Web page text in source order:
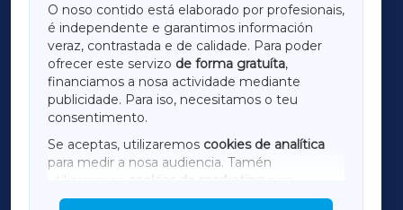
O noso contido está elaborado por profesionais,
é independente e garantimos información
veraz, contrastada e de calidade. Para poder
ofrecer este servizo de forma gratuíta,
financiamos a nosa actividade mediante
publicidade. Para iso, necesitamos o teu
consentimento.
Se aceptas, utilizaremos cookies de analítica
para medir a nosa audiencia. Tamén
utilizaremos
cookies de marketing
mostrar publicidade de terceiros.
LUGOXA
TERRACHAXA
AMARIÑAXA